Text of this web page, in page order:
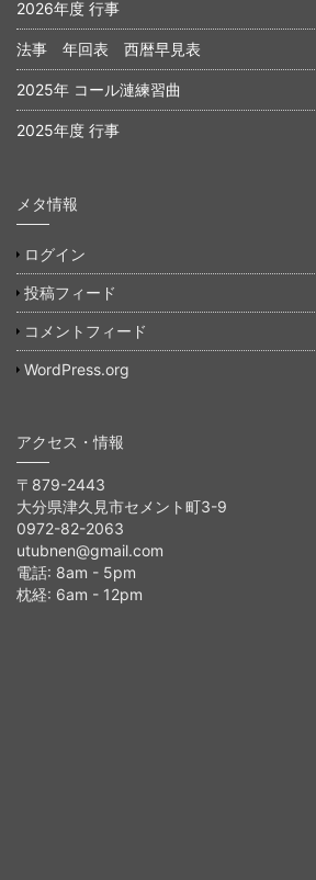
2026年度 行事
法事 年回表 西暦早見表
2025年 コール漣練習曲
2025年度 行事
メタ情報
ログイン
投稿フィード
コメントフィード
WordPress.org
アクセス・情報
〒879-2443
大分県津久見市セメント町3-9
0972-82-2063
utubnen@gmail.com
電話: 8am - 5pm
枕経: 6am - 12pm